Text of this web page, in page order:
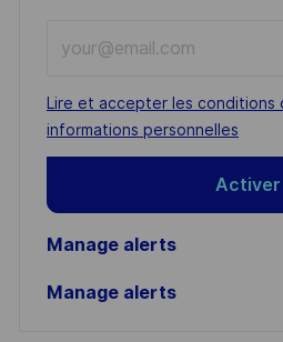
Email
address
(Required)
Required
Lire et accepter les
informations personnelles
Activer
Manage alerts
Manage alerts